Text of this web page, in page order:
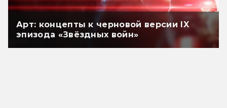
Арт: концепты к черновой версии IX
эпизода «Звёздных войн»